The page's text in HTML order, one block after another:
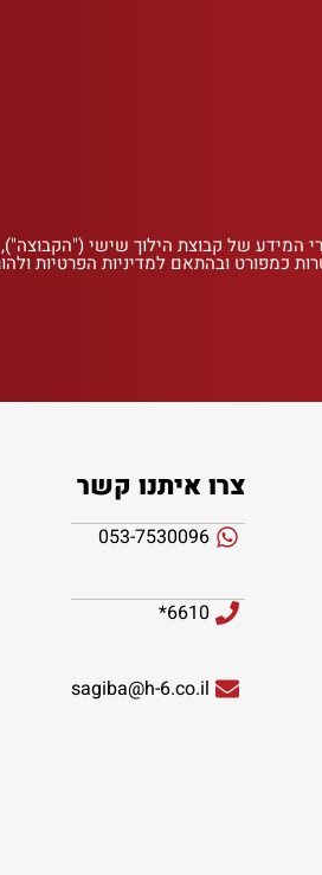
המידע של קבוצת הילוך שישי
כמפורט ובהתאם למדיניות הפרטיות
צרו איתנו קשר
053-7530096
6610*
sagiba@h-6.co.il